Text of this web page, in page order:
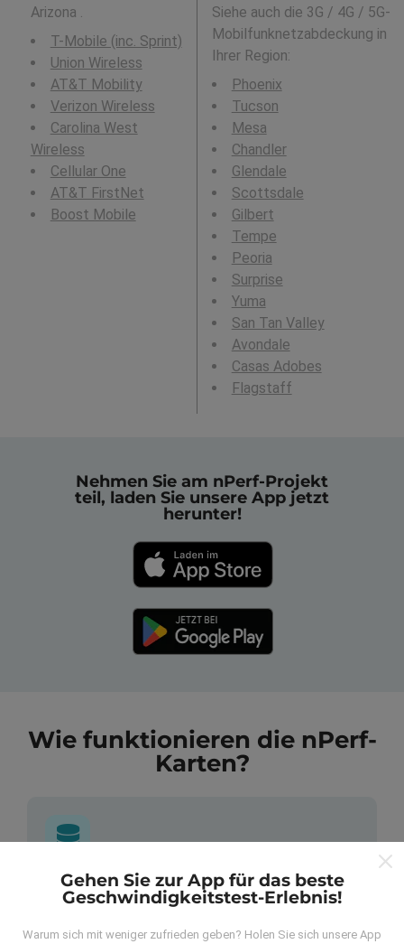
Arizona .
T-Mobile (inc. Sprint)
Union Wireless
AT&T Mobility
Verizon Wireless
Carolina West
Wireless
Cellular One
AT&T FirstNet
Boost Mobile
Siehe auch die 3G / 4G / 5G-
Mobilfunknetzabdeckung in
Ihrer Region:
Phoenix
Tucson
Mesa
Chandler
Glendale
Scottsdale
Gilbert
Tempe
Peoria
Surprise
Yuma
San Tan Valley
Avondale
Casas Adobes
Flagstaff
Nehmen Sie am nPerf-Projekt
teil, laden Sie unsere App jetzt
herunter!
Wie funktionieren die nPerf-
Karten?
Wo kommen die Daten her?
Die Daten werden aus Tests gesammelt, die von
Gehen Sie zur App für das beste
Geschwindigkeitstest-Erlebnis!
Warum sich mit weniger zufrieden geben? Holen Sie sich unsere App